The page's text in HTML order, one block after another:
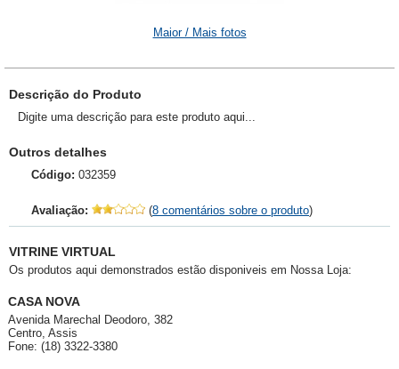
Maior / Mais fotos
Descrição do Produto
Digite uma descrição para este produto aqui...
Outros detalhes
Código: 032359
Avaliação: (8 comentários sobre o produto)
VITRINE VIRTUAL
Os produtos aqui demonstrados estão disponiveis em Nossa Loja:
CASA NOVA
Avenida Marechal Deodoro, 382
Centro, Assis
Fone: (18) 3322-3380